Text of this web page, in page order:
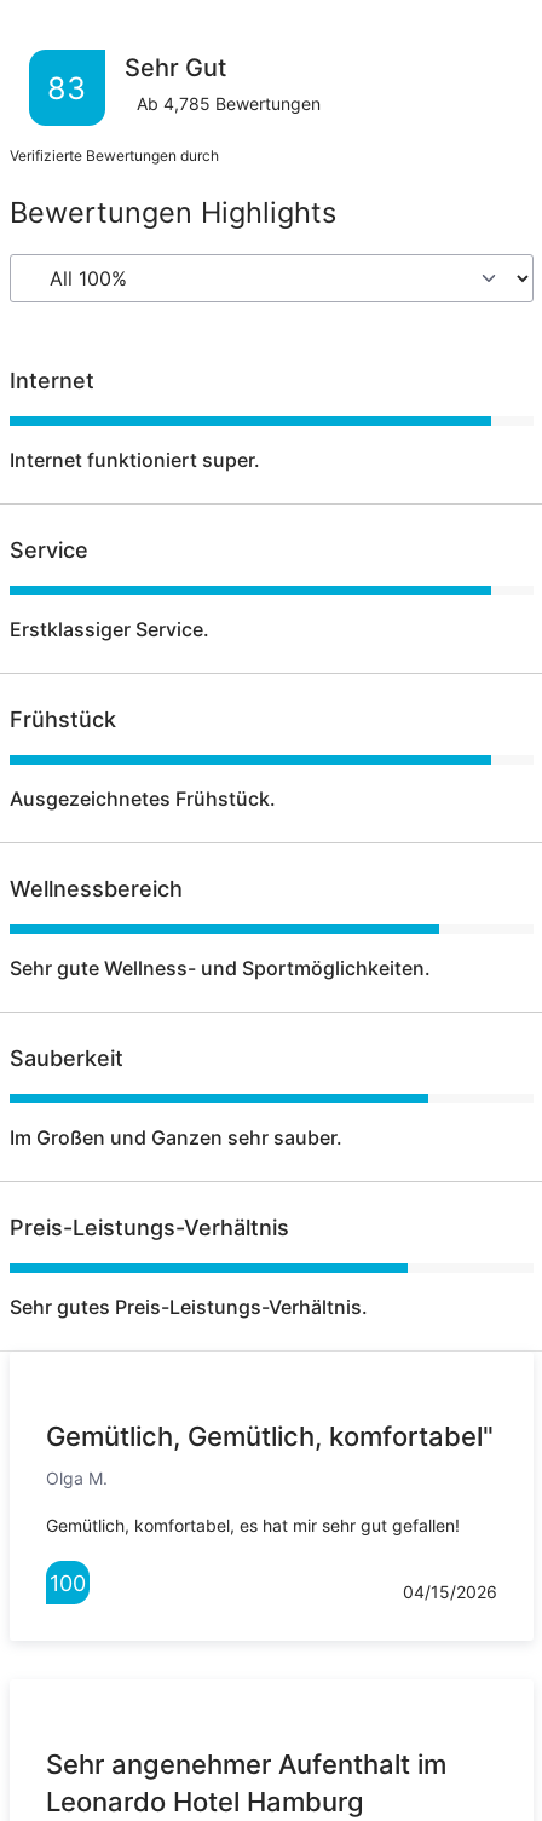
83
Sehr Gut
Ab 4,785 Bewertungen
Verifizierte Bewertungen durch
Bewertungen Highlights
Internet
Internet funktioniert super.
Service
Erstklassiger Service.
Frühstück
Ausgezeichnetes Frühstück.
Wellnessbereich
Sehr gute Wellness- und Sportmöglichkeiten.
Sauberkeit
Im Großen und Ganzen sehr sauber.
Preis-Leistungs-Verhältnis
Sehr gutes Preis-Leistungs-Verhältnis.
Gemütlich, Gemütlich, komfortabel"
Olga M.
Gemütlich, komfortabel, es hat mir sehr gut gefallen!
100 04/15/2026
Sehr angenehmer Aufenthalt im
Leonardo Hotel Hamburg